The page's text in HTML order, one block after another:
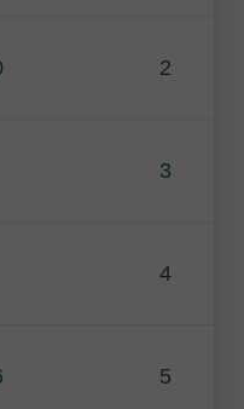
2
3
4
5